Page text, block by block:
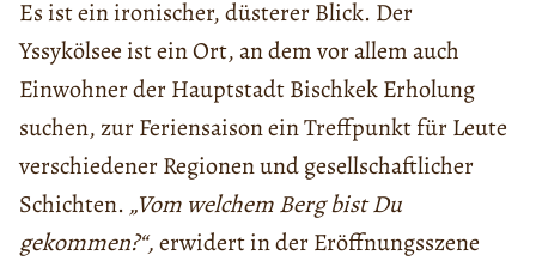
Es ist ein ironischer, düsterer Blick. Der
Yssykölsee ist ein Ort, an dem vor allem auch
Einwohner der Hauptstadt Bischkek Erholung
suchen, zur Feriensaison ein Treffpunkt für Leute
verschiedener Regionen und gesellschaftlicher
Schichten.„Vom welchem Berg bist Du
gekommen?“,erwidert in der Eröffnungsszene